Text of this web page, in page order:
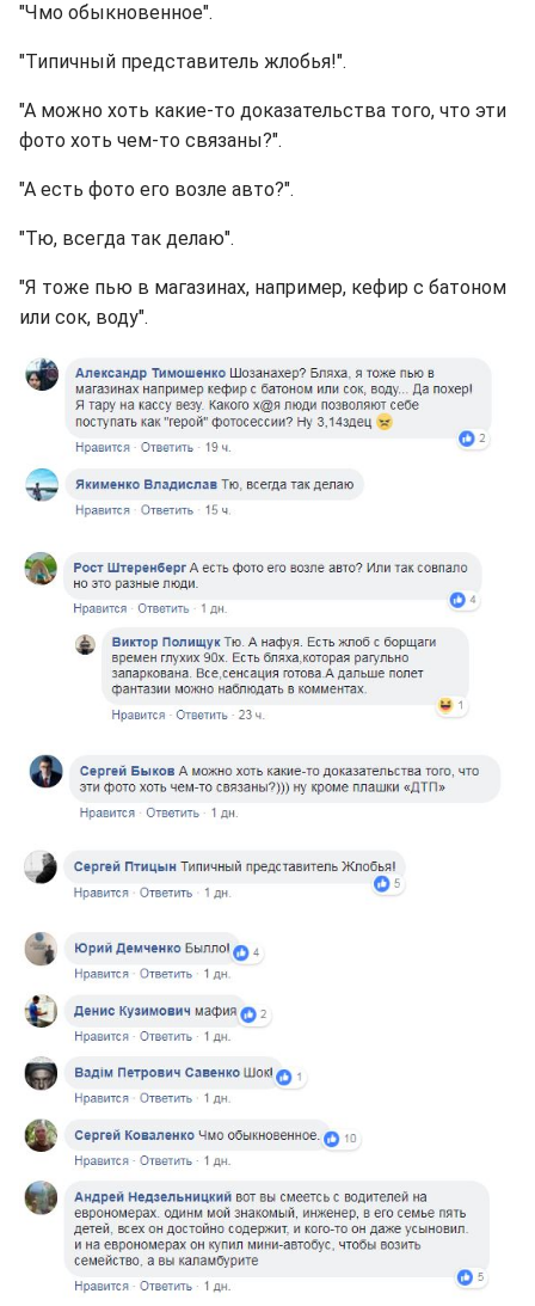
"Чмо обыкновенное".
"Типичный представитель жлобья!".
"А можно хоть какие-то доказательства того, что эти
фото хоть чем-то связаны?".
"А есть фото его возле авто?".
"Тю, всегда так делаю".
"Я тоже пью в магазинах, например, кефир с батоном
или сок, воду".